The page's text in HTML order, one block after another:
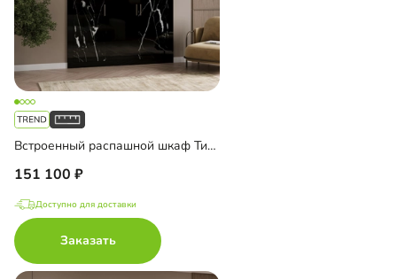
Встроенный распашной шкаф Тино-3-3
151 100
Доступно для доставки
Заказать